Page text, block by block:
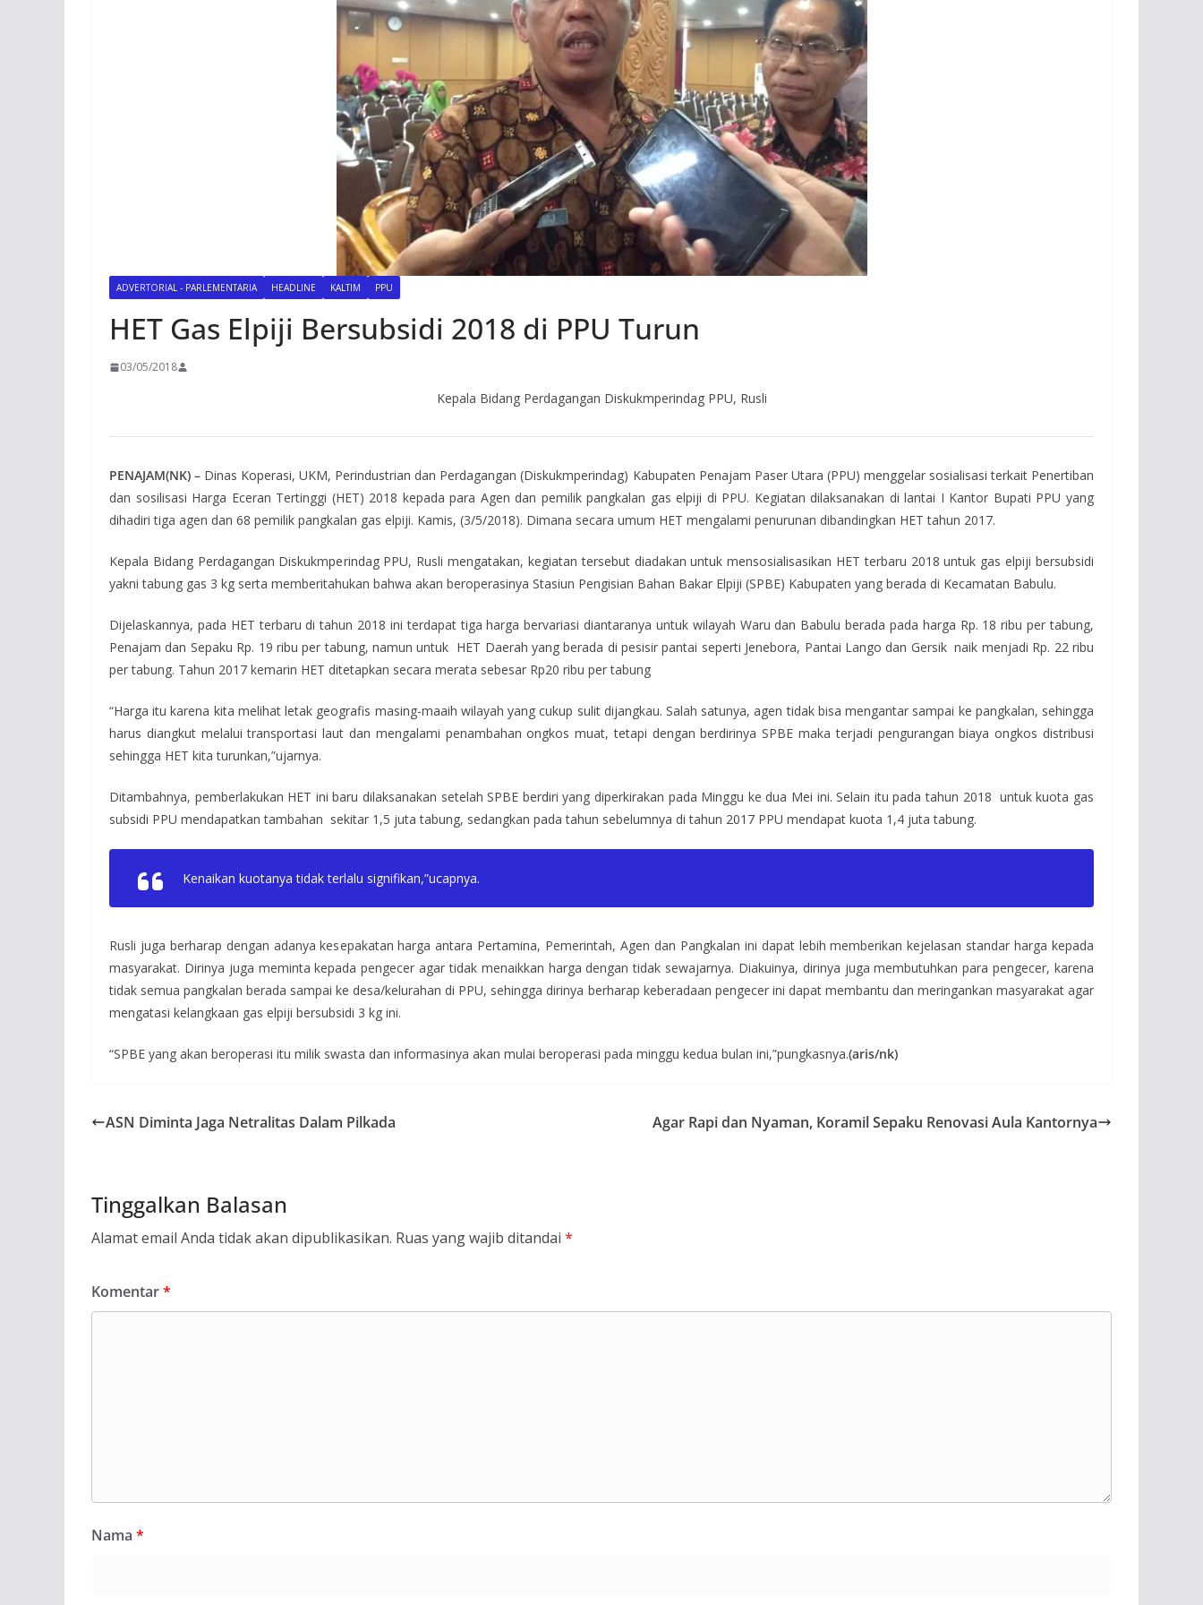
ADVERTORIAL - PARLEMENTARIA HEADLINE KALTIM PPU
HET Gas Elpiji Bersubsidi 2018 di PPU Turun
03/05/2018
Kepala Bidang Perdagangan Diskukmperindag PPU, Rusli
PENAJAM(NK) – Dinas Koperasi, UKM, Perindustrian dan Perdagangan (Diskukmperindag) Kabupaten Penajam Paser Utara (PPU) menggelar sosialisasi terkait Penertiban
dan sosilisasi Harga Eceran Tertinggi (HET) 2018 kepada para Agen dan pemilik pangkalan gas elpiji di PPU. Kegiatan dilaksanakan di lantai I Kantor Bupati PPU yang
dihadiri tiga agen dan 68 pemilik pangkalan gas elpiji. Kamis, (3/5/2018). Dimana secara umum HET mengalami penurunan dibandingkan HET tahun 2017.
Kepala Bidang Perdagangan Diskukmperindag PPU, Rusli mengatakan, kegiatan tersebut diadakan untuk mensosialisasikan HET terbaru 2018 untuk gas elpiji bersubsidi
yakni tabung gas 3 kg serta memberitahukan bahwa akan beroperasinya Stasiun Pengisian Bahan Bakar Elpiji (SPBE) Kabupaten yang berada di Kecamatan Babulu.
Dijelaskannya, pada HET terbaru di tahun 2018 ini terdapat tiga harga bervariasi diantaranya untuk wilayah Waru dan Babulu berada pada harga Rp. 18 ribu per tabung,
Penajam dan Sepaku Rp. 19 ribu per tabung, namun untuk HET Daerah yang berada di pesisir pantai seperti Jenebora, Pantai Lango dan Gersik naik menjadi Rp. 22 ribu
per tabung. Tahun 2017 kemarin HET ditetapkan secara merata sebesar Rp20 ribu per tabung
“Harga itu karena kita melihat letak geografis masing-maaih wilayah yang cukup sulit dijangkau. Salah satunya, agen tidak bisa mengantar sampai ke pangkalan, sehingga
harus diangkut melalui transportasi laut dan mengalami penambahan ongkos muat, tetapi dengan berdirinya SPBE maka terjadi pengurangan biaya ongkos distribusi
sehingga HET kita turunkan,”ujarnya.
Ditambahnya, pemberlakukan HET ini baru dilaksanakan setelah SPBE berdiri yang diperkirakan pada Minggu ke dua Mei ini. Selain itu pada tahun 2018 untuk kuota gas
subsidi PPU mendapatkan tambahan sekitar 1,5 juta tabung, sedangkan pada tahun sebelumnya di tahun 2017 PPU mendapat kuota 1,4 juta tabung.
Kenaikan kuotanya tidak terlalu signifikan,”ucapnya.
Rusli juga berharap dengan adanya kesepakatan harga antara Pertamina, Pemerintah, Agen dan Pangkalan ini dapat lebih memberikan kejelasan standar harga kepada
masyarakat. Dirinya juga meminta kepada pengecer agar tidak menaikkan harga dengan tidak sewajarnya. Diakuinya, dirinya juga membutuhkan para pengecer, karena
tidak semua pangkalan berada sampai ke desa/kelurahan di PPU, sehingga dirinya berharap keberadaan pengecer ini dapat membantu dan meringankan masyarakat agar
mengatasi kelangkaan gas elpiji bersubsidi 3 kg ini.
“SPBE yang akan beroperasi itu milik swasta dan informasinya akan mulai beroperasi pada minggu kedua bulan ini,”pungkasnya.(aris/nk)
ASN Diminta Jaga Netralitas Dalam Pilkada Agar Rapi dan Nyaman, Koramil Sepaku Renovasi Aula Kantornya
Tinggalkan Balasan
Alamat email Anda tidak akan dipublikasikan. Ruas yang wajib ditandai *
Komentar*
Nama *